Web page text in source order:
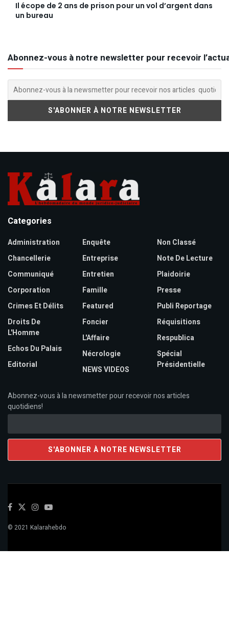
Il écope de 2 ans de prison pour un vol d’argent dans
un bureau
Abonnez-vous à notre newsletter pour recevoir
Categories
Administration
Chancellerie
Communiqué
Corporation
Crimes Et Délits
Droits De
L'Homme
Echos Du Palais
Editorial
Enquête
Entreprise
Entretien
Famille
Featured
Foncier
L'Affaire
Nécrologie
NEWS VIDEOS
Non Classé
Note De Lecture
Plaidoirie
Presse
Publi Reportage
Réquisitions
Respublica
Spécial
Présidentielle
Abonnez-vous à la newsmetter pour recevoir nos articles
quotidiens!
© 2021 Kalarahebdo